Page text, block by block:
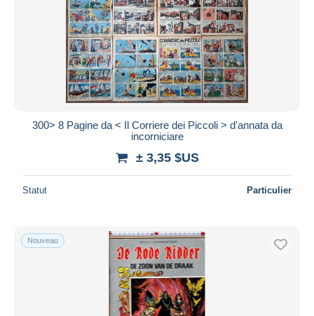
300> 8 Pagine da < Il Corriere dei Piccoli > d'annata da
incorniciare
± 3,35 $US
Statut Particulier
Nouveau